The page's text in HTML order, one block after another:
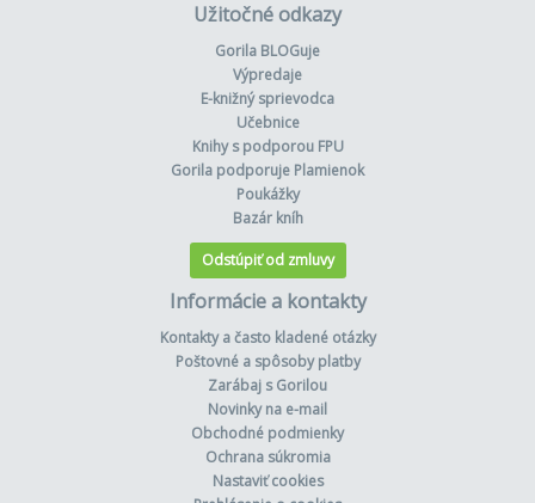
Užitočné odkazy
Gorila BLOGuje
Výpredaje
E-knižný sprievodca
Učebnice
Knihy s podporou FPU
Gorila podporuje Plamienok
Poukážky
Bazár kníh
Odstúpiť od zmluvy
Informácie a kontakty
Kontakty a často kladené otázky
Poštovné a spôsoby platby
Zarábaj s Gorilou
Novinky na e-mail
Obchodné podmienky
Ochrana súkromia
Nastaviť cookies